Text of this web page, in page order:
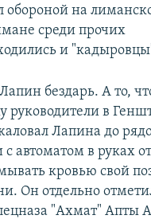
обороной на
среди прочих
и
бездарь. А то,
руководители в
Лапина до
автоматом в руках
кровью свой
Он отдельно
"Ахмат" Апты